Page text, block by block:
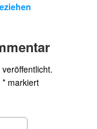
* markiert